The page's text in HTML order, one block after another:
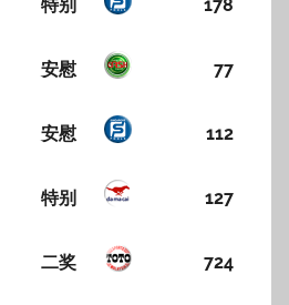
特别 178
安慰 77
安慰 112
特别 127
二奖 724